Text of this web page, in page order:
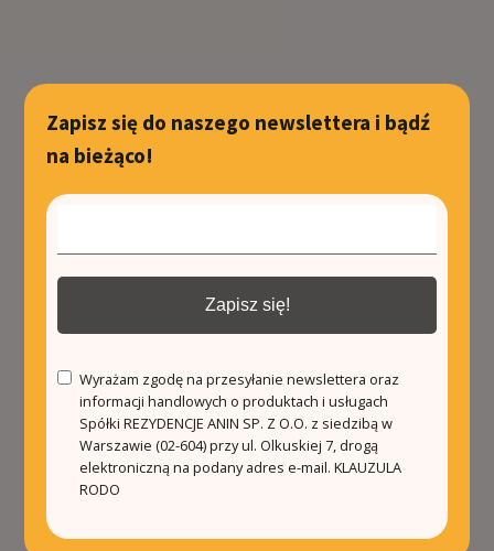
Zapisz się do naszego newslettera i bądź
na bieżąco!
Zapisz się!
Wyrażam zgodę na przesyłanie newslettera oraz
informacji handlowych o produktach i usługach
Spółki REZYDENCJE ANIN SP. Z O.O. z siedzibą w
Warszawie (02-604) przy ul. Olkuskiej 7, drogą
elektroniczną na podany adres e-mail.KLAUZULA
RODO